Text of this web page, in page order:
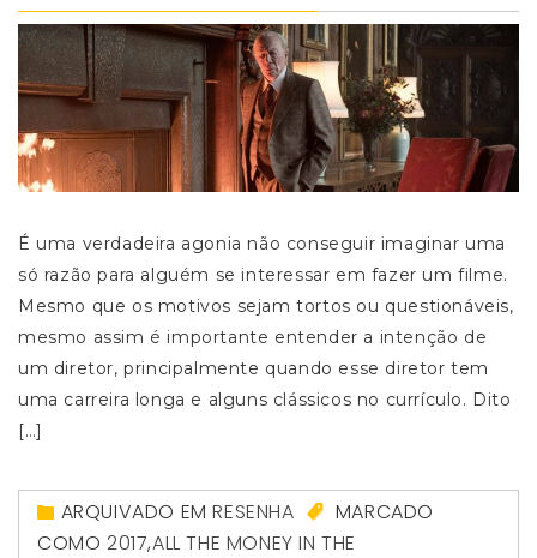
É uma verdadeira agonia não conseguir imaginar uma
só razão para alguém se interessar em fazer um filme.
Mesmo que os motivos sejam tortos ou questionáveis,
mesmo assim é importante entender a intenção de
um diretor, principalmente quando esse diretor tem
uma carreira longa e alguns clássicos no currículo. Dito
[…]
ARQUIVADO EMRESENHA
MARCADO
COMO 2017,ALL THE MONEY IN THE